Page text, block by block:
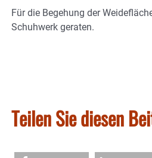
Für die Begehung der
Schuhwerk geraten.
Teilen Sie diesen